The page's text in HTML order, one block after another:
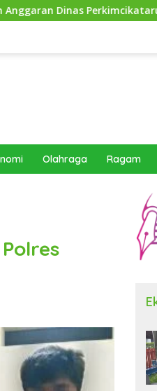
Perkimcikataru Paling Buruk,
Olahraga Ragam